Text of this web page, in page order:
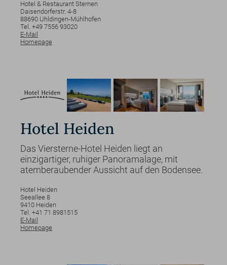
Hotel & Restaurant Sternen
Daisendorferstr. 4-8
88690 Uhldingen-Mühlhofen
Tel. +49 7556 93020
E-Mail
Homepage
Hotel Heiden
Das Viersterne-Hotel Heiden liegt an
einzigartiger, ruhiger Panoramalage, mit
atemberaubender Aussicht auf den Bodensee.
Hotel Heiden
Seeallee 8
9410 Heiden
Tel. +41 71 8981515
E-Mail
Homepage